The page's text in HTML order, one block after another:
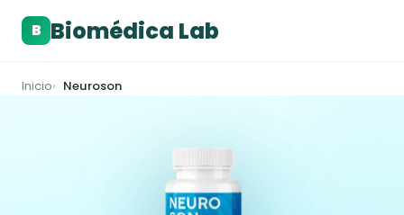
B Biomédica Lab
Inicio Neuroson